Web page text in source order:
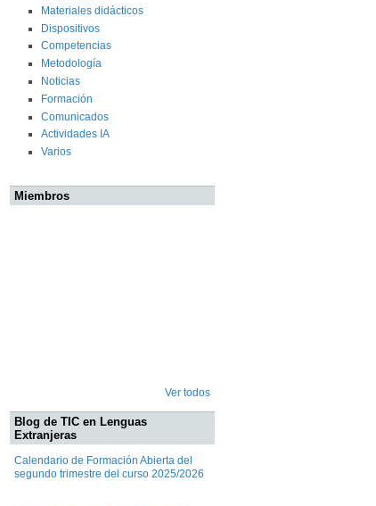
Materiales didácticos
Dispositivos
Competencias
Metodología
Noticias
Formación
Comunicados
Actividades IA
Varios
Miembros
Ver todos
Blog de TIC en Lenguas
Extranjeras
Calendario de Formación Abierta del
segundo trimestre del curso 2025/2026